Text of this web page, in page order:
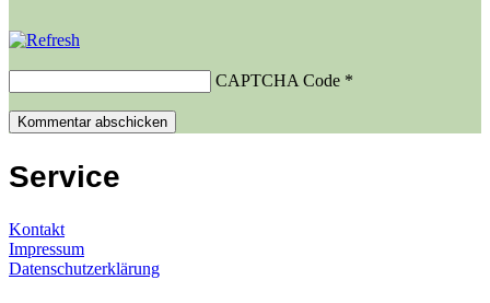
CAPTCHA Code *
Service
Kontakt
Impressum
Datenschutzerklärung